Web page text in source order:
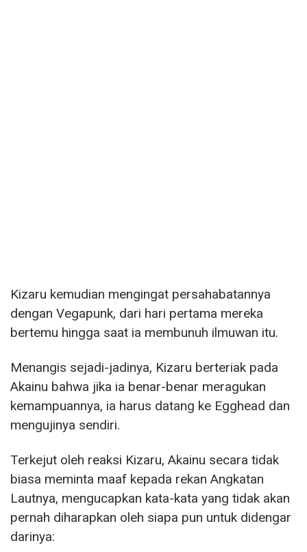
Kizaru kemudian mengingat persahabatannya
dengan Vegapunk, dari hari pertama mereka
bertemu hingga saat ia membunuh ilmuwan itu.
Menangis sejadi-jadinya, Kizaru berteriak pada
Akainu bahwa jika ia benar-benar meragukan
kemampuannya, ia harus datang ke Egghead dan
mengujinya sendiri.
Terkejut oleh reaksi Kizaru, Akainu secara tidak
biasa meminta maaf kepada rekan Angkatan
Lautnya, mengucapkan kata-kata yang tidak akan
pernah diharapkan oleh siapa pun untuk didengar
darinya: